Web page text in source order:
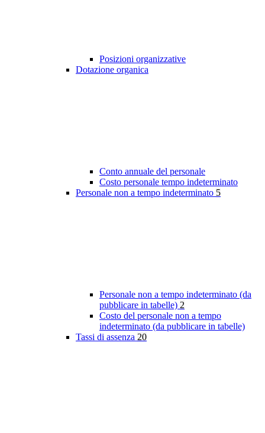
Posizioni organizzative
Dotazione organica
Conto annuale del personale
Costo personale tempo indeterminato
Personale non a tempo indeterminato 5
Personale non a tempo indeterminato (da
pubblicare in tabelle) 2
Costo del personale non a tempo
indeterminato (da pubblicare in tabelle)
Tassi di assenza 20